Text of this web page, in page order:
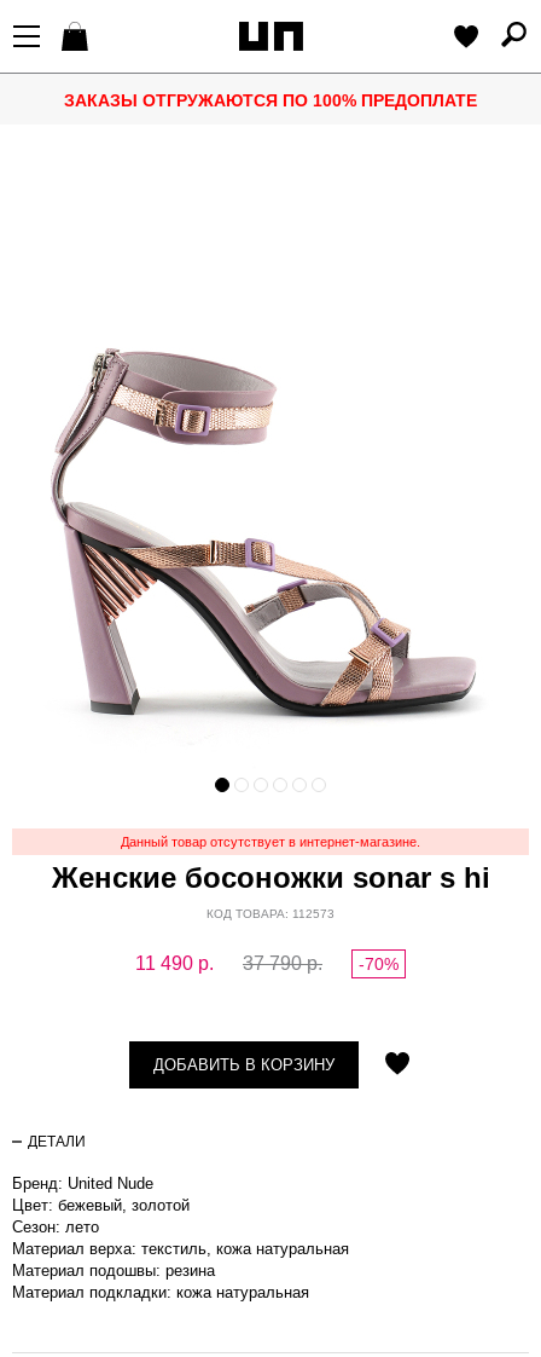
ЗАКАЗЫ ОТГРУЖАЮТСЯ ПО 100% ПРЕДОПЛАТЕ
Данный товар отсутствует в интернет-магазине.
Женские босоножки sonar s hi
КОД ТОВАРА: 112573
11 490 р. 37 790 р. -70%
ДОБАВИТЬ В КОРЗИНУ
ДЕТАЛИ
Бренд: United Nude
Цвет: бежевый, золотой
Сезон: лето
Материал верха: текстиль, кожа натуральная
Материал подошвы: резина
Материал подкладки: кожа натуральная